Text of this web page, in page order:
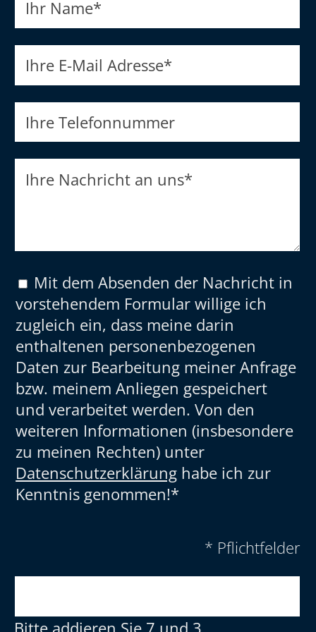
Ihr Name*
Ihre E-Mail Adresse*
Ihre Telefonnummer
Ihre Nachricht an uns*
Mit dem Absenden der Nachricht in
vorstehendem Formular willige ich
zugleich ein, dass meine darin
enthaltenen personenbezogenen
Daten zur Bearbeitung meiner Anfrage
bzw. meinem Anliegen gespeichert
und verarbeitet werden. Von den
weiteren Informationen (insbesondere
zu meinen Rechten) unter
Datenschutzerklärung habe ich zur
Kenntnis genommen!*
* Pflichtfelder
Bitte addieren Sie 7 und 3.